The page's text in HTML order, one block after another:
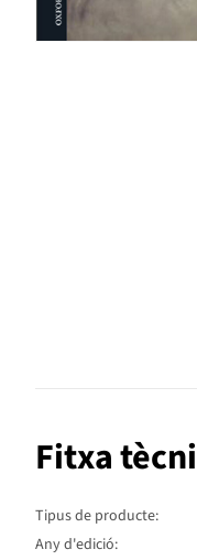
Fitxa
Tipus de producte:
Any d'edició: